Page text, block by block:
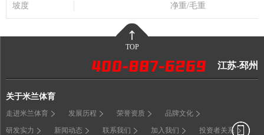
坡度 净重/毛重
TOP
江苏-邳州
关于米兰体育
走进米兰体育 发展历程 荣誉资质 品牌文化
研发实力 新闻动态 联系我们 加入我们 投资者关系